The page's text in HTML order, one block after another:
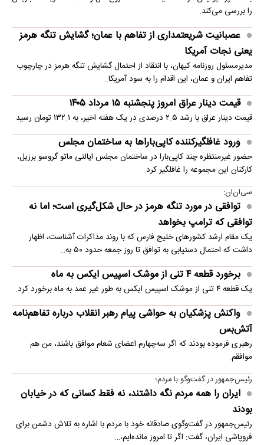
را بررسی می‌کند.
عصبانیت شریعتمداری از تفاهم با عمان؛ گشایش تنگه هرمز
یعنی نجات آمریکا
مدیرمسئول روزنامه کیهان، با انتقاد از احتمال گشایش تنگه هرمز در چارچوب
تفاهم ایران و عمان، این اقدام را به سود آمریکا…
قیمت دینار عراق امروز پنجشنبه ۱۵ مرداد ۱۴۰۵
قیمت دینار عراق با رشد ۲.۵ درصدی در یک هفته اخیر، به ۱۳۲.۱ تومان رسید
ورود غافلگیرکننده کاپی‌باراها به ساختمان مجلس
حضور غیرمنتظره چند کاپی‌بارا در ساختمان مجلس ایالتی ماتو گروسو برزیل،
کارکنان این مجموعه را غافلگیر کرد.
سی‌ان‌ان:
توافقی در مورد تنگه هرمز در حال شکل‌گیری است؛ اما نه
توافقی که ترامپ بخواهد
یک مقام ارشد کشورهای خلیج فارس که با روند مذاکرات آشناست، اظهار
داشت که احتمال دستیابی به توافق تا روز جمعه حدود ۵۰ به…
برخورد قطعه ۴ تنی از موشک اسپیس ایکس به ماه
یک قطعه ۴ تنی از موشک اسپیس ایکس به طور غیر عمد به ماه برخورد کرد.
واکنش پزشکیان به حواشی پیام رهبر انقلاب درباره تفاهم‌نامه
آتش‌بس
رهبری فرموده بودند که اگر سه‌چهارم اعضای شعام موافق باشند، من هم
موافقم.
رئیس‌جمهور در گفت‌وگو با مردم؛
ایران را همه مردم نگه داشتند، نه فقط کسانی که در خیابان
بودند
رئیس‌جمهور در گفت‌وگوی صادقانه خود با مردم با اشاره به تلاش دشمن برای
فروپاشی ایران، گفت: اگر تا امروز مانده‌ایم،…